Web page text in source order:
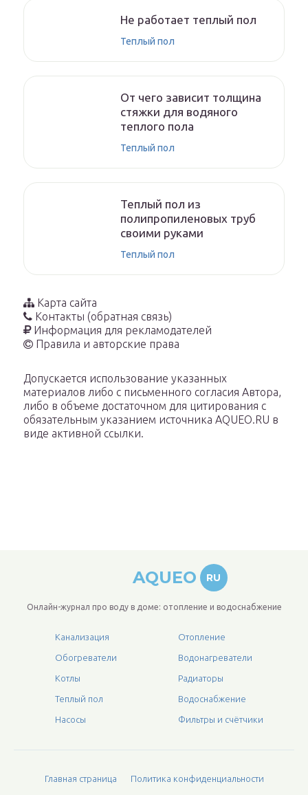
Не работает теплый пол
Теплый пол
От чего зависит толщина
стяжки для водяного
теплого пола
Теплый пол
Теплый пол из
полипропиленовых труб
своими руками
Теплый пол
Карта сайта
Контакты (обратная связь)
Информация для рекламодателей
Правила и авторские права
Допускается использование указанных
материалов либо с письменного согласия Автора,
либо в объеме достаточном для цитирования с
обязательным указанием источника AQUEO.RU в
виде активной ссылки.
AQUEO RU
Онлайн-журнал про воду в доме: отопление и водоснабжение
Канализация Отопление
Обогреватели Водонагреватели
Котлы Радиаторы
Теплый пол Водоснабжение
Насосы Фильтры и счётчики
Главная страница Политика конфиденциальности